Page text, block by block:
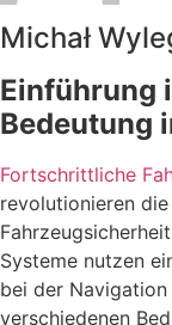
Michał
Einführung
Bedeutung
Fortschrittliche
revolutionieren
Systeme nutzen
bei der
verschiedenen